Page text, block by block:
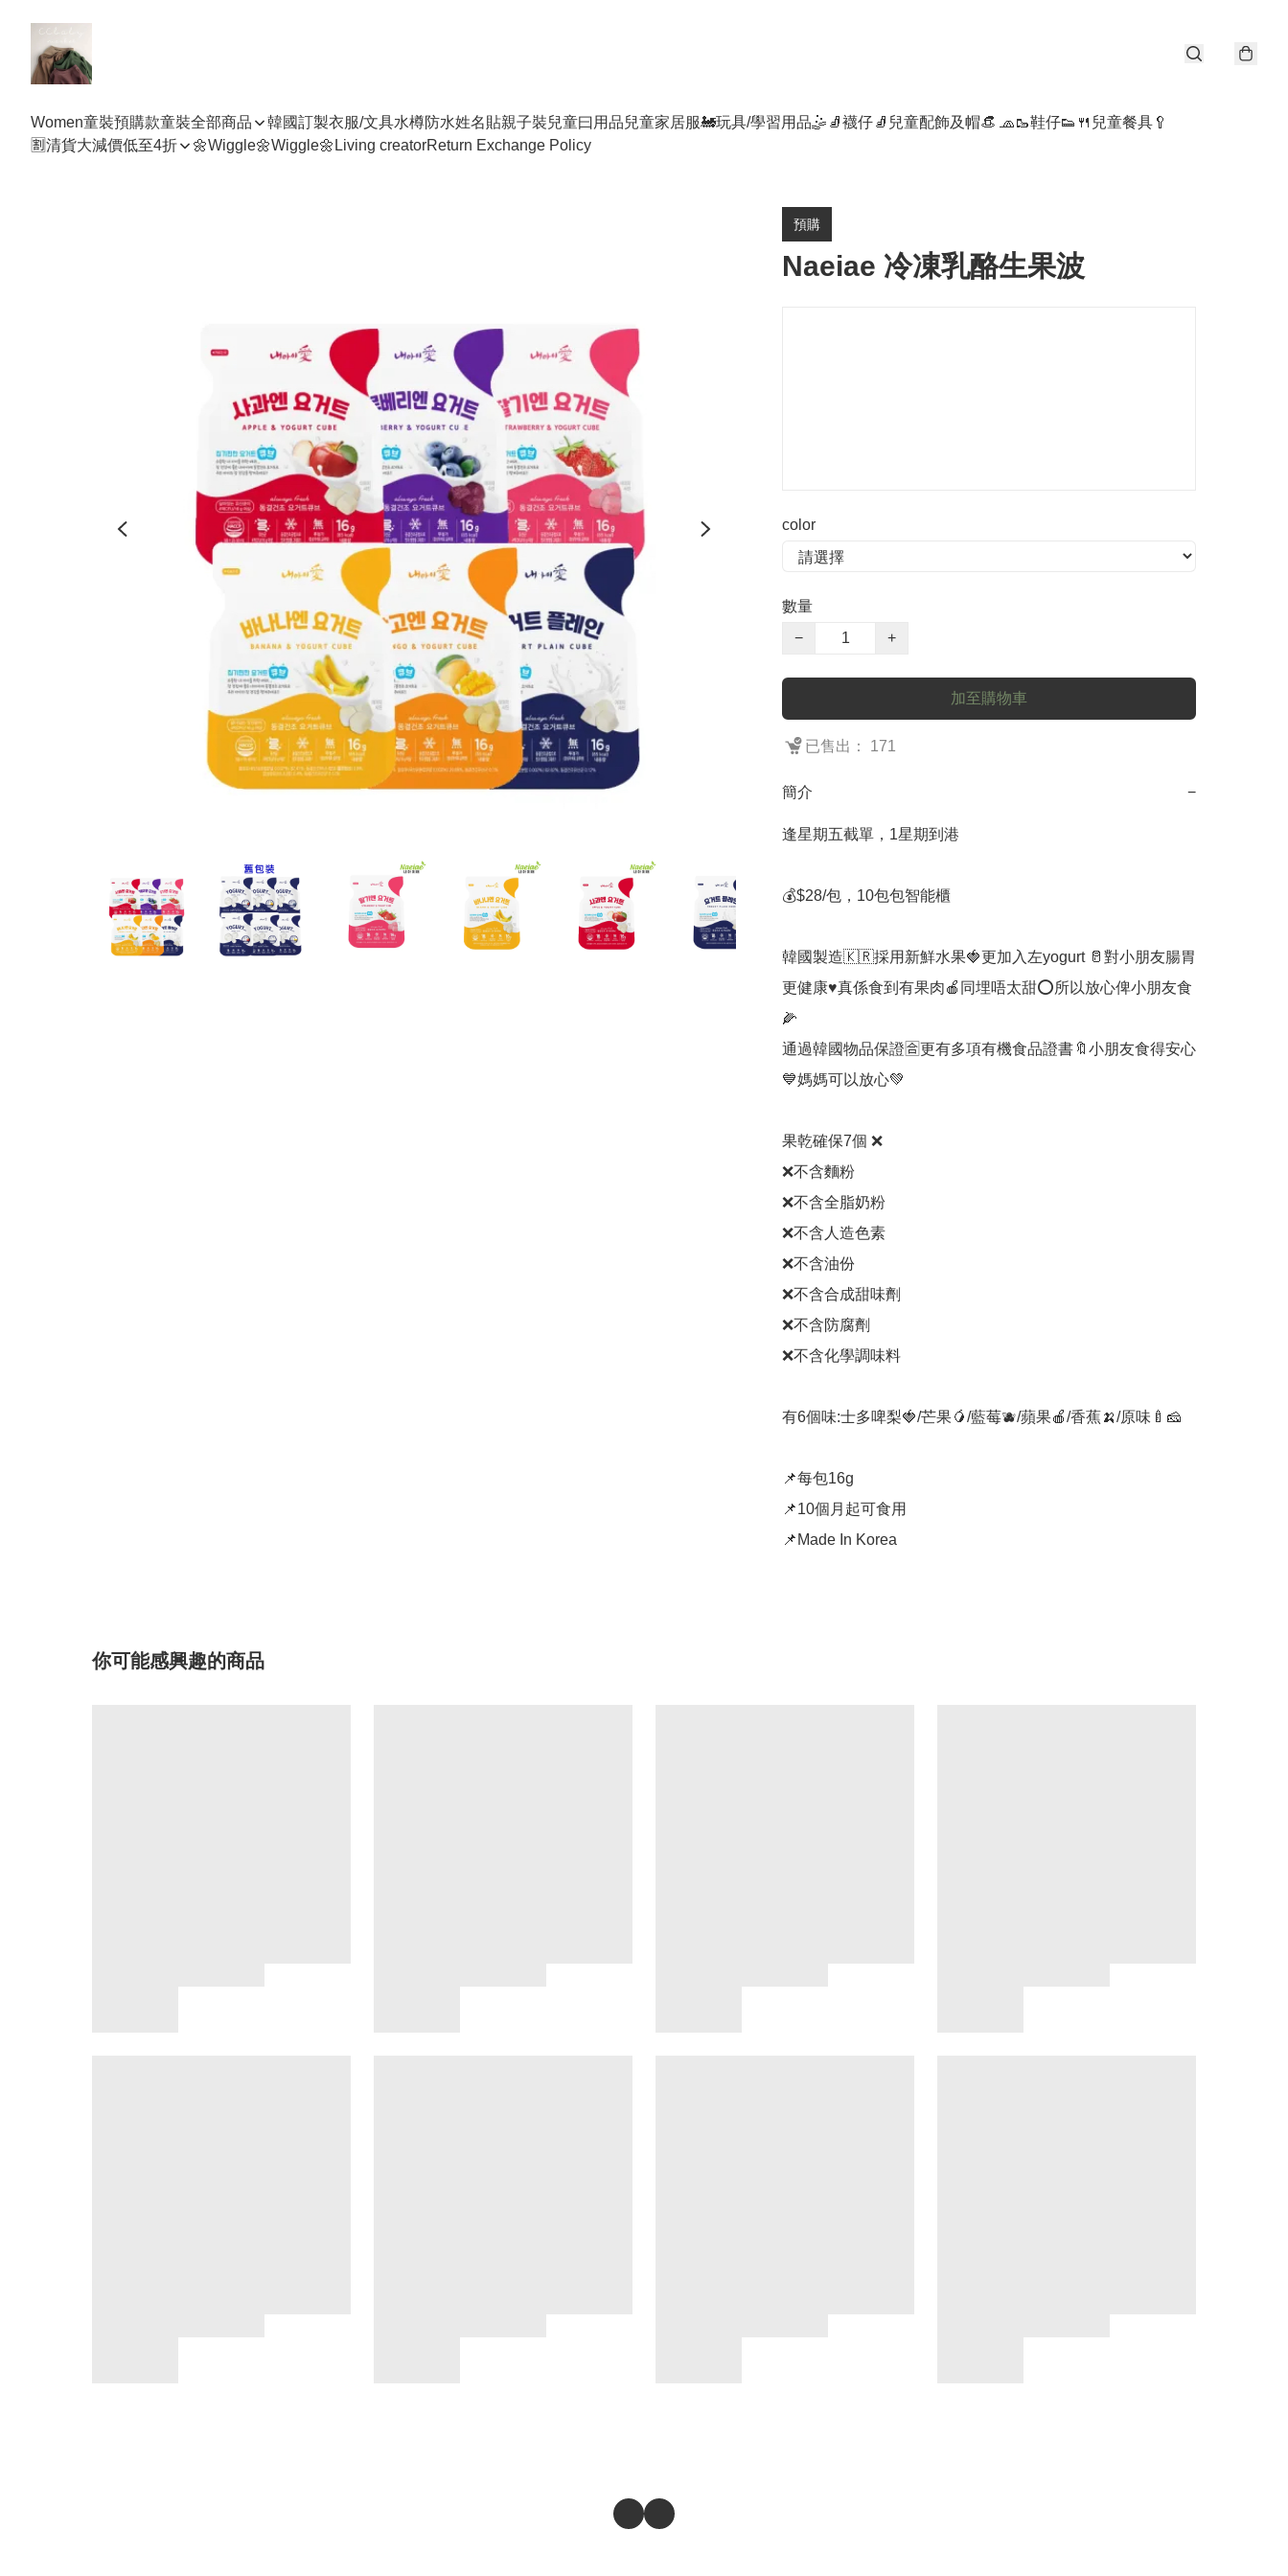
Women童裝預購款童裝全部商品 韓國訂製衣服/文具水樽防水姓名貼親子裝兒童曰用品兒童家居服🚂玩具/學習用品🤹 🧦襪仔🧦 兒童配飾及帽👒 🧢🥾鞋仔👟 🍴兒童餐具🥄
🈹清貨大減價低至4折
🌼Wiggle🌼Wiggle🌼 Living creatorReturn Exchange Policy
預購
Naeiae 冷凍乳酪生果波
color
數量
−
+
加至購物車
已售出： 171
簡介 −
逢星期五截單，1星期到港
💰$28/包，10包包智能櫃
韓國製造🇰🇷採用新鮮水果🍓更加入左yogurt 🥛對小朋友腸胃
更健康♥️真係食到有果肉🍎同埋唔太甜⭕所以放心俾小朋友食
🌽
通過韓國物品保證🈴更有多項有機食品證書🔖小朋友食得安心
💙媽媽可以放心💚
果乾確保7個 ❌
❌不含麵粉
❌不含全脂奶粉
❌不含人造色素
❌不含油份
❌不含合成甜味劑
❌不含防腐劑
❌不含化學調味料
有6個味:士多啤梨🍓/芒果🥭/藍莓🫐/蘋果🍎/香蕉🍌/原味🍼🧀
📌每包16g
📌10個月起可食用
📌Made In Korea
你可能感興趣的商品